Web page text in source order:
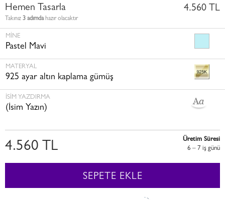
Hemen Tasarla
Takınız 3 adımdahazır olacaktır
4.560 TL
MINE
Pastel Mavi
MATERYAL
925 ayar altın kaplama gümüş
İSİM YAZDIRMA
(İsim Yazın)
4.560 TL
Üretim Süresi
6 – 7 i̇ş günü
SEPETE EKLE